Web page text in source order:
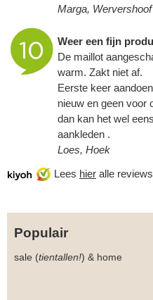
Marga, Wervershoof
Weer een fijn
De maillot
warm. Zakt niet af.
Eerste keer
nieuw en geen voor
dan kan het wel
aankleden .
Loes, Hoek
Lees hier alle reviews
Populair
sale (tientallen!) & home